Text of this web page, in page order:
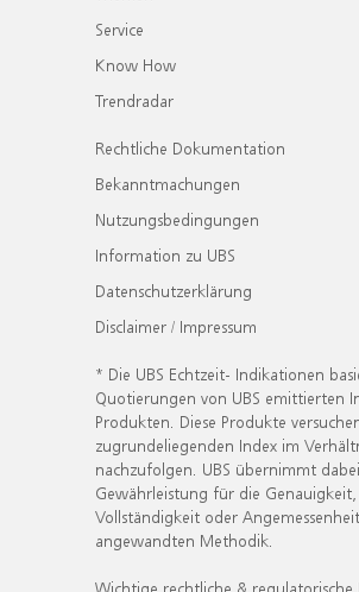
Service
Know How
Trendradar
Rechtliche Dokumentation
Bekanntmachungen
Nutzungsbedingungen
Information zu UBS
Datenschutzerklärung
Disclaimer / Impressum
* Die UBS Echtzeit- Indikationen
Quotierungen von UBS emittierten
Produkten. Diese Produkte
zugrundeliegenden Index im
nachzufolgen. UBS übernimmt
Gewährleistung für die Genauigkeit,
Vollständigkeit oder
angewandten Methodik.